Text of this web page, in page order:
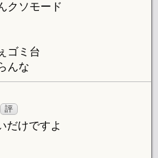
クソモード
ゴミ台
んな
評
だけですよ